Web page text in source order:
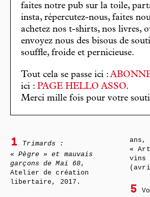
faites notre pub sur la toile,
insta, répercutez-nous, faites
achetez nos t-shirts, nos livres,
envoyez nous des bisous de
souffle, froide et pernicieuse.
Tout cela se passe ici :
ici : PAGE HELLO ASSO.
Merci mille fois pour votre
1
Trimards :
« Pègre » et mauvais
garçons de Mai 68,
Atelier de création
libertaire, 2017.
ans,
«
5